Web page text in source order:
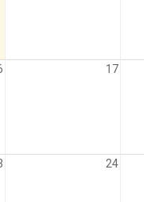
17
24